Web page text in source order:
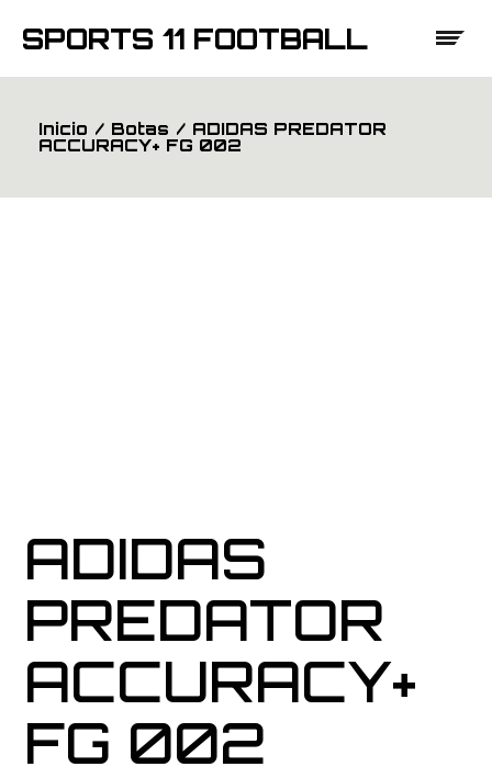
contenido
SPORTS 11 FOOTBALL
Inicio Botas ADIDAS PREDATOR
ACCURACY+ FG 002
ADIDAS
PREDATOR
ACCURACY+
FG 002